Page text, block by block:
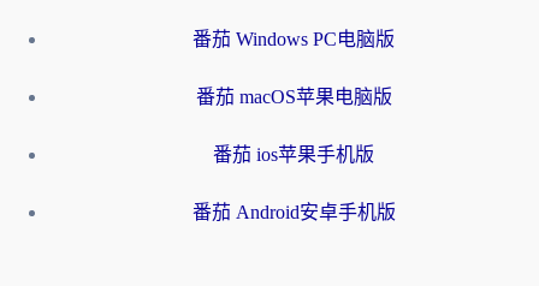
番茄 Windows PC电脑版
番茄 macOS苹果电脑版
番茄 ios苹果手机版
番茄 Android安卓手机版